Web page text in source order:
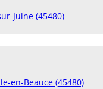
Juine (45480)
en-Beauce (45480)